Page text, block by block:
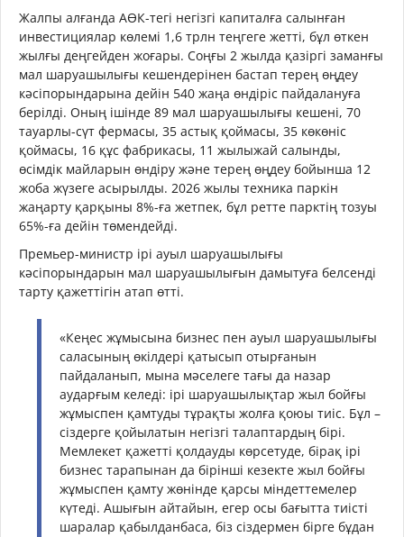
Жалпы алғанда АӨК-тегі негізгі капиталға салынған
инвестициялар көлемі 1,6 трлн теңгеге жетті, бұл өткен
жылғы деңгейден жоғары. Соңғы 2 жылда қазіргі заманғы
мал шаруашылығы кешендерінен бастап терең өңдеу
кәсіпорындарына дейін 540 жаңа өндіріс пайдалануға
берілді. Оның ішінде 89 мал шаруашылығы кешені, 70
тауарлы-сүт фермасы, 35 астық қоймасы, 35 көкөніс
қоймасы, 16 құс фабрикасы, 11 жылыжай салынды,
өсімдік майларын өндіру және терең өңдеу бойынша 12
жоба жүзеге асырылды. 2026 жылы техника паркін
жаңарту қарқыны 8%-ға жетпек, бұл ретте парктің тозуы
65%-ға дейін төмендейді.
Премьер-министр ірі ауыл шаруашылығы
кәсіпорындарын мал шаруашылығын дамытуға белсенді
тарту қажеттігін атап өтті.
«Кеңес жұмысына бизнес пен ауыл шаруашылығы
саласының өкілдері қатысып отырғанын
пайдаланып, мына мәселеге тағы да назар
аударғым келеді: ірі шаруашылықтар жыл бойғы
жұмыспен қамтуды тұрақты жолға қоюы тиіс. Бұл –
сіздерге қойылатын негізгі талаптардың бірі.
Мемлекет қажетті қолдауды көрсетуде, бірақ ірі
бизнес тарапынан да бірінші кезекте жыл бойғы
жұмыспен қамту жөнінде қарсы міндеттемелер
күтеді. Ашығын айтайын, егер осы бағытта тиісті
шаралар қабылданбаса, біз сіздермен бірге бұдан